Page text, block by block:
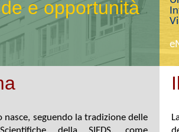
e opportunità
nasce, seguendo la tradizione delle